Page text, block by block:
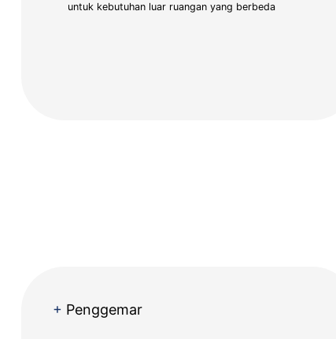
untuk kebutuhan luar ruangan yang berbeda
+ Penggemar